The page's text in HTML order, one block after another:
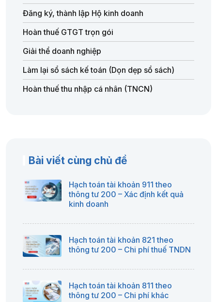
Đăng ký, thành lập Hộ kinh doanh
Hoàn thuế GTGT trọn gói
Giải thể doanh nghiệp
Làm lại sổ sách kế toán (Dọn dẹp sổ sách)
Hoàn thuế thu nhập cá nhân (TNCN)
Bài viết cùng chủ đề
Hạch toán tài khoản 911 theo
thông tư 200 – Xác định kết quả
kinh doanh
Hạch toán tài khoản 821 theo
thông tư 200 – Chi phí thuế TNDN
Hạch toán tài khoản 811 theo
thông tư 200 – Chi phí khác